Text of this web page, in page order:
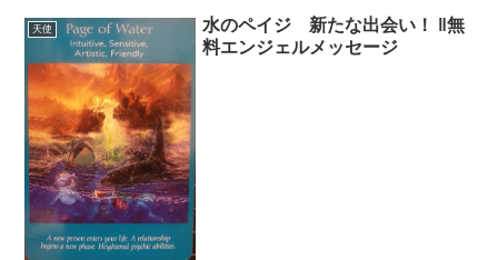
天使
水のペイジ 新たな出会い！ ‖無
料エンジェルメッセージ